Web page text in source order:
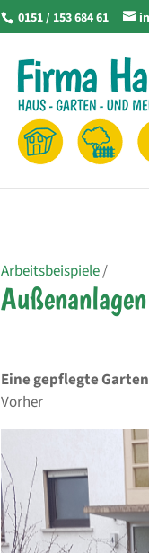
0151 / 153 684 61
Arbeitsbeispiele/
Außenanlagen
Eine gepflegte
Vorher